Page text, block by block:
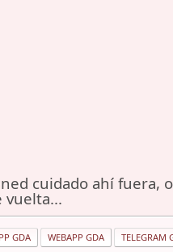
cuidado ahí fuera,
vuelta...
GDA WEBAPP GDA TELEGRAM